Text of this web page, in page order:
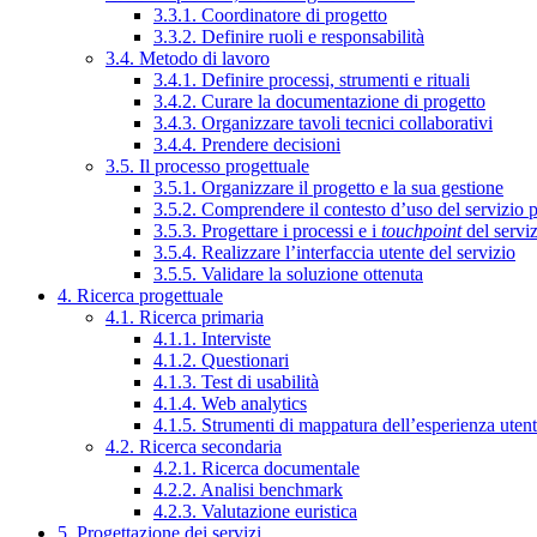
3.3.1. Coordinatore di progetto
3.3.2. Definire ruoli e responsabilità
3.4. Metodo di lavoro
3.4.1. Definire processi, strumenti e rituali
3.4.2. Curare la documentazione di progetto
3.4.3. Organizzare tavoli tecnici collaborativi
3.4.4. Prendere decisioni
3.5. Il processo progettuale
3.5.1. Organizzare il progetto e la sua gestione
3.5.2. Comprendere il contesto d’uso del servizio
3.5.3. Progettare i processi e i touchpointdel
3.5.4. Realizzare l’interfaccia utente del servizio
3.5.5. Validare la soluzione ottenuta
4. Ricerca progettuale
4.1. Ricerca primaria
4.1.1. Interviste
4.1.2. Questionari
4.1.3. Test di usabilità
4.1.4. Web analytics
4.1.5. Strumenti di mappatura dell’esperienza
4.2. Ricerca secondaria
4.2.1. Ricerca documentale
4.2.2. Analisi benchmark
4.2.3. Valutazione euristica
5. Progettazione dei servizi